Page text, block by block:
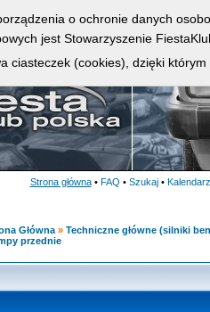
Strona główna • FAQ • Szukaj • Kalendarz
Główna » Techniczne główne (silniki
przednie
o ochronie danych
jest Stowarzyszenie
ciasteczek (cookies), dzięki